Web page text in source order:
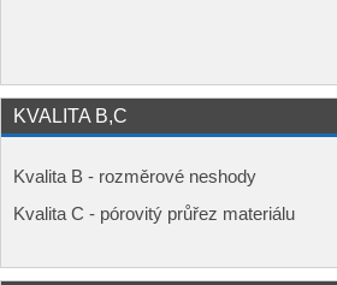
KVALITA B,C
Kvalita B - rozměrové neshody
Kvalita C - pórovitý průřez materiálu